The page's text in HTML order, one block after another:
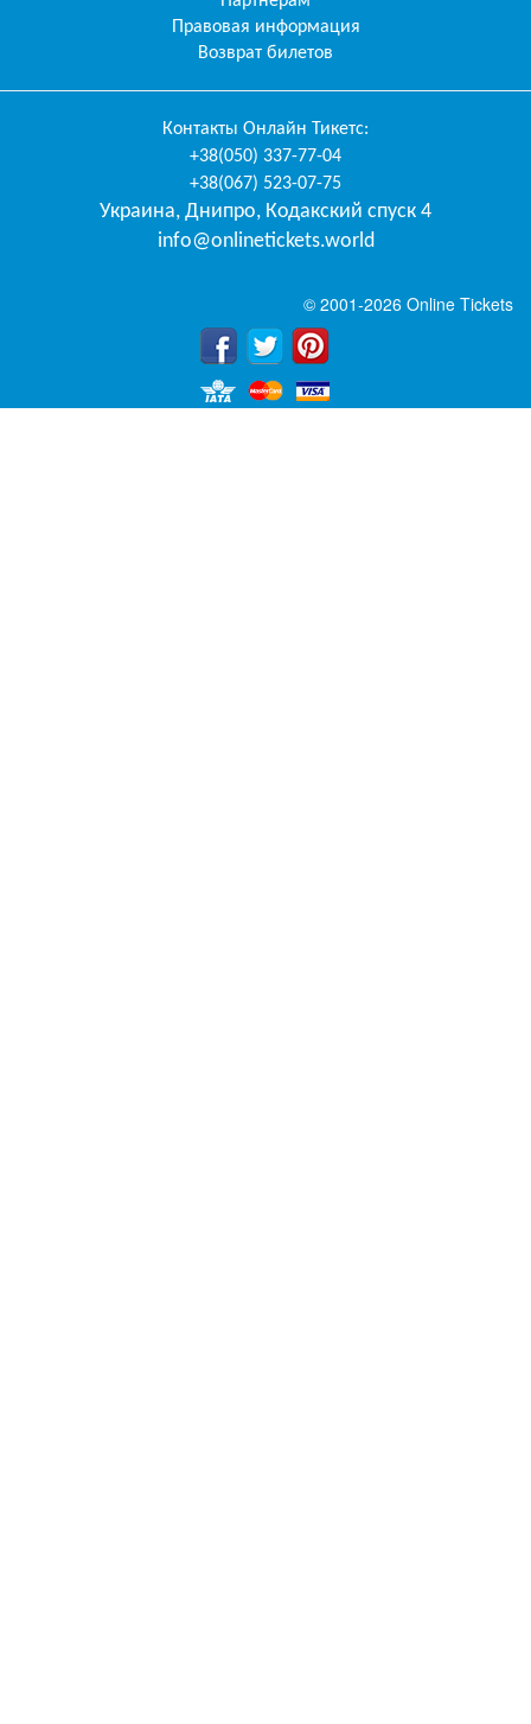
Правовая информация
Возврат билетов
Контакты Онлайн Тикетс:
+38(050) 337-77-04
+38(067) 523-07-75
Украина, Днипро, Кодакский спуск 4
info@onlinetickets.world
© 2001-2026 Online Tickets